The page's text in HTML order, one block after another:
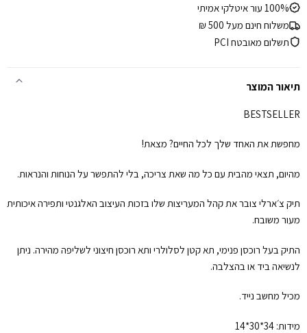
100% עור איטלקי אמיתי
משלוח חינם מעל 500 ₪
תשלום מאובטח PCI
תיאור המוצר
BESTSELLER
מחפשת את האחד שלך לכל החיים? מצאת!
מהיום, תצאי מהבית עם כל מה שאת צריכה, בלי להתפשר על הנוחות והנראות.
תיק צ׳ארלי צובר את קהל המעריצות שלו בזכות העיצוב האלגנטי ותפירה איכותית
מעור משובח.
התיק בעל רוכסן פנימי, תא קטן לסלולרי ותא רוכסן חיצוני לשליפה מהירה. ניתן
לנשיאה ביד או בהצלבה.
מכיל מחשב נייד.
מידות: 34*30*14